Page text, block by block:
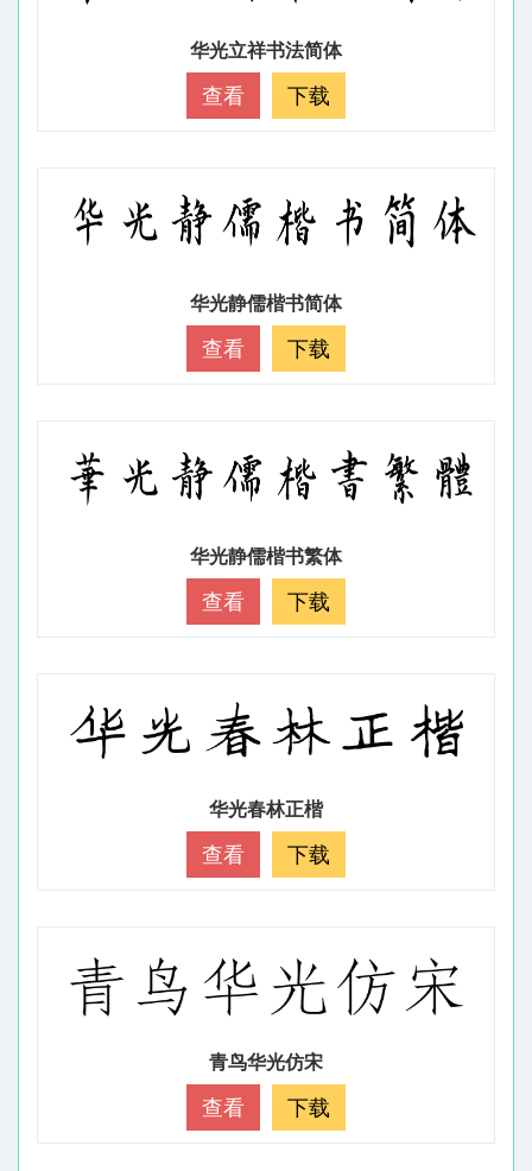
华光立祥书法简体
查看 下载
华光静儒楷书简体
查看 下载
华光静儒楷书繁体
查看 下载
华光春林正楷
查看 下载
青鸟华光仿宋
查看 下载